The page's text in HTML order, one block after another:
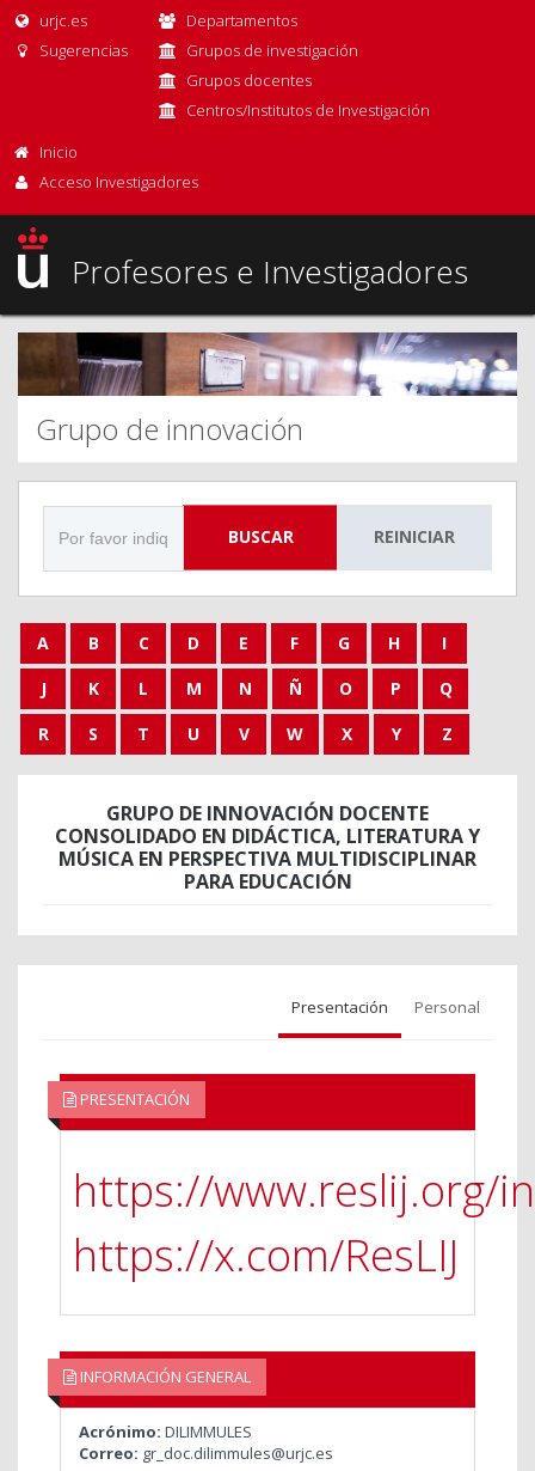
urjc.es
Sugerencias
Departamentos
Grupos de investigación
Grupos docentes
Centros/Institutos de Investigación
Inicio
Acceso Investigadores
Profesores e Investigadores
Grupo de innovación
BUSCAR REINICIAR
A B C D E F G H
I
J
K L M N Ñ O P
Q
R
S T U V W X Y Z
GRUPO DE INNOVACIÓN DOCENTE
CONSOLIDADO EN DIDÁCTICA, LITERATURA Y
MÚSICA EN PERSPECTIVA MULTIDISCIPLINAR
PARA EDUCACIÓN
Presentación Personal
PRESENTACIÓN
https://www.reslij.org/
https://x.com/ResLIJ
INFORMACIÓN GENERAL
Acrónimo: DILIMMULES
Correo: gr_doc.dilimmules@urjc.es